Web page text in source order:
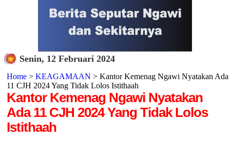
Senin, 12 Februari 2024
Home> KEAGAMAAN > Kantor Kemenag Ngawi Nyatakan Ada
11 CJH 2024 Yang Tidak Lolos Istithaah
Kantor Kemenag Ngawi Nyatakan
Ada 11 CJH 2024 Yang Tidak Lolos
Istithaah